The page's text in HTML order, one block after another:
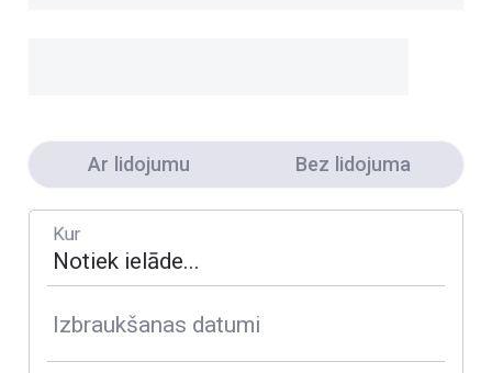
Ar lidojumu Bez lidojuma
Kur
Izbraukšanas datumi